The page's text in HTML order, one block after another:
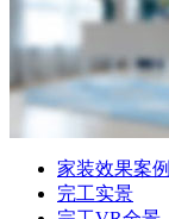
家装效果案例
完工实景